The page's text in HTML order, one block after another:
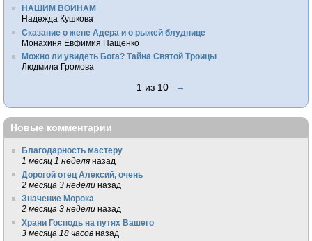
НАШИМ ВОИНАМ
Надежда Кушкова
Сказание о жене Адера и о рыжей блуднице
Монахиня Евфимия Пащенко
Можно ли увидеть Бога? Тайна Святой Троицы
Людмила Громова
1 из 10 →
Новые комментарии
Благодарность мастеру
1 месяц 1 неделя назад
Дорогой отец Алексий, очень
2 месяца 3 недели назад
Значение Морока
2 месяца 3 недели назад
Храни Господь на путях Вашего
3 месяца 18 часов назад